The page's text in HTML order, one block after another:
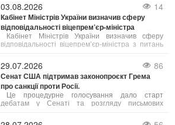
03.08.2026 14
Кабінет Міністрів України визначив сферу
відповідальності віцепрем’єр-міністра
Кабінет Міністрів України визначив сферу
відповідальності віцепрем’єр-міністра з питань
29.07.2026 86
Сенат США підтримав законопроєкт Грема
про санкції проти Росії.
Це процедурне голосування дало старт
дебатам у Сенаті та розгляду письмових
обговорення відбудеться остаточне